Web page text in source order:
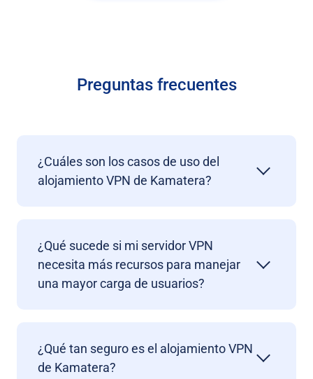
Preguntas frecuentes
¿Cuáles son los casos de uso del
alojamiento VPN de Kamatera?
¿Qué sucede si mi servidor VPN
necesita más recursos para manejar
una mayor carga de usuarios?
¿Qué tan seguro es el alojamiento VPN
de Kamatera?